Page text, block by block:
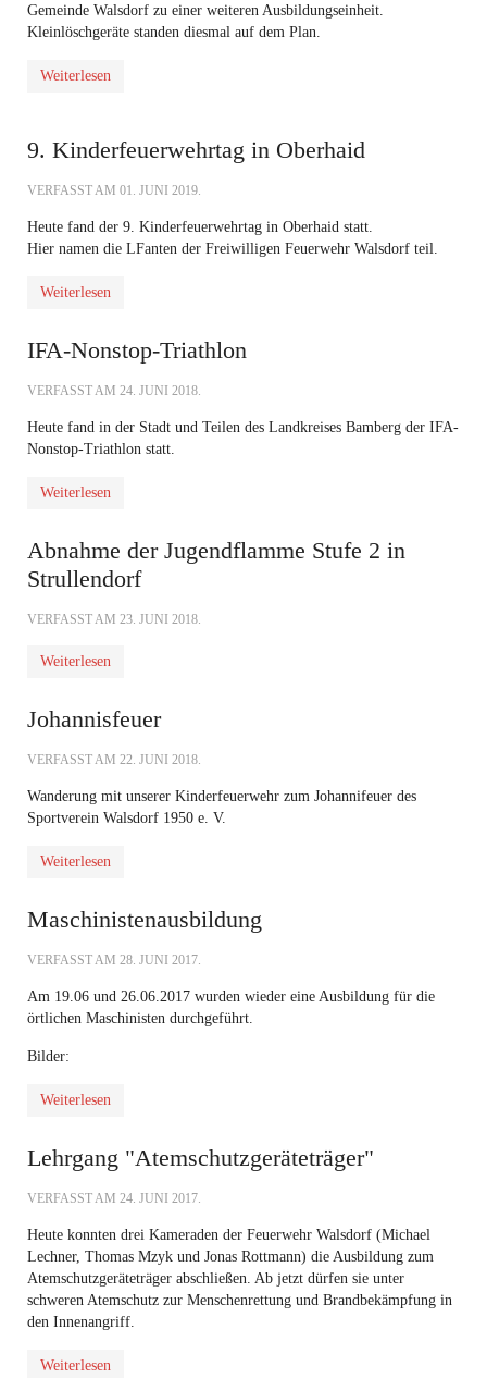
Gemeinde Walsdorf zu einer weiteren Ausbildungseinheit.
Kleinlöschgeräte standen diesmal auf dem Plan.
Weiterlesen
9. Kinderfeuerwehrtag in Oberhaid
VERFASST AM 01. JUNI 2019.
Heute fand der 9. Kinderfeuerwehrtag in Oberhaid statt.
Hier namen die LFanten der Freiwilligen Feuerwehr Walsdorf teil.
Weiterlesen
IFA-Nonstop-Triathlon
VERFASST AM 24. JUNI 2018.
Heute fand in der Stadt und Teilen des Landkreises Bamberg der IFA-
Nonstop-Triathlon statt.
Weiterlesen
Abnahme der Jugendflamme Stufe 2 in
Strullendorf
VERFASST AM 23. JUNI 2018.
Weiterlesen
Johannisfeuer
VERFASST AM 22. JUNI 2018.
Wanderung mit unserer Kinderfeuerwehr zum Johannifeuer des
Sportverein Walsdorf 1950 e. V.
Weiterlesen
Maschinistenausbildung
VERFASST AM 28. JUNI 2017.
Am 19.06 und 26.06.2017 wurden wieder eine Ausbildung für die
örtlichen Maschinisten durchgeführt.
Bilder:
Weiterlesen
Lehrgang "Atemschutzgeräteträger"
VERFASST AM 24. JUNI 2017.
Heute konnten drei Kameraden der Feuerwehr Walsdorf (Michael
Lechner, Thomas Mzyk und Jonas Rottmann) die Ausbildung zum
Atemschutzgeräteträger abschließen. Ab jetzt dürfen sie unter
schweren Atemschutz zur Menschenrettung und Brandbekämpfung in
den Innenangriff.
Weiterlesen